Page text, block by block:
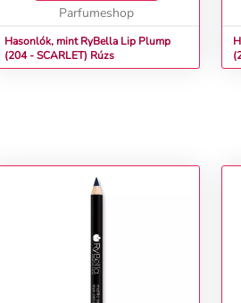
Parfumeshop
Hasonlók, mint RyBella Lip Plump
(204 - SCARLET) Rúzs